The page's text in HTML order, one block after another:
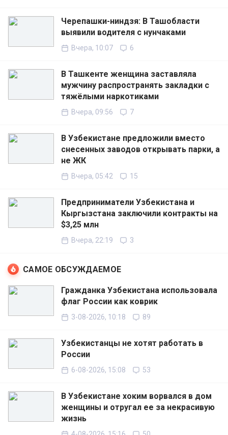
Черепашки-ниндзя: В Ташобласти
выявили водителя с нунчаками
Вчера, 10:07 6
В Ташкенте женщина заставляла
мужчину распространять закладки с
тяжёлыми наркотиками
Вчера, 09:56 7
В Узбекистане предложили вместо
снесенных заводов открывать парки, а
не ЖК
Вчера, 05:42 15
Предприниматели Узбекистана и
Кыргызстана заключили контракты на
$3,25 млн
Вчера, 22:19 3
САМОЕ ОБСУЖДАЕМОЕ
Гражданка Узбекистана использовала
флаг России как коврик
3-08-2026, 10:18 89
Узбекистанцы не хотят работать в
России
6-08-2026, 15:08 53
В Узбекистане хоким ворвался в дом
женщины и отругал ее за некрасивую
жизнь